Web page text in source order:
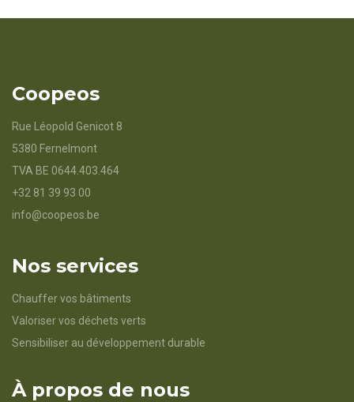
Coopeos
Rue Léopold Genicot 8
5380 Fernelmont
TVA BE 0644.403.464
+32 81 39 93 00
info@coopeos.be
Nos services
Chauffer vos bâtiments
Valoriser vos déchets verts
Sensibiliser au développement durable
À propos de nous